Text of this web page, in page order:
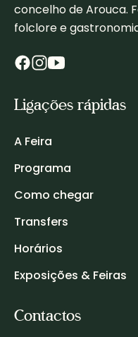
concelho de Arouca.
folclore e
Ligações rápidas
A Feira
Programa
Como chegar
Transfers
Horários
Exposições & Feiras
Contactos